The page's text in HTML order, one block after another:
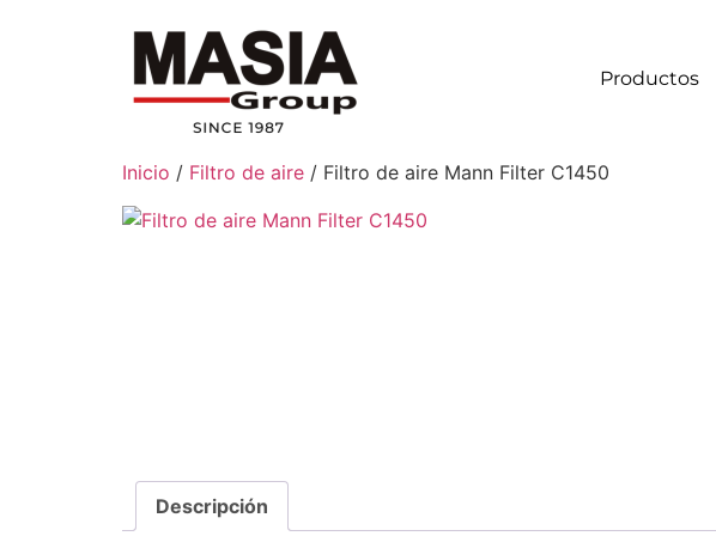
Productos
Inicio / Filtro de aire / Filtro de aire Mann Filter C1450
Descripción